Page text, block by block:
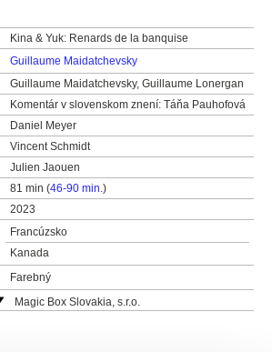
Kina & Yuk: Renards de la banquise
Guillaume Maidatchevsky
Guillaume Maidatchevsky, Guillaume Lonergan
Komentár v slovenskom znení: Táňa Pauhofová
Daniel Meyer
Vincent Schmidt
Julien Jaouen
81 min (46-90 min.)
2023
Francúzsko
Kanada
Farebný
Magic Box Slovakia, s.r.o.